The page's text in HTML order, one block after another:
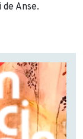
Anse.